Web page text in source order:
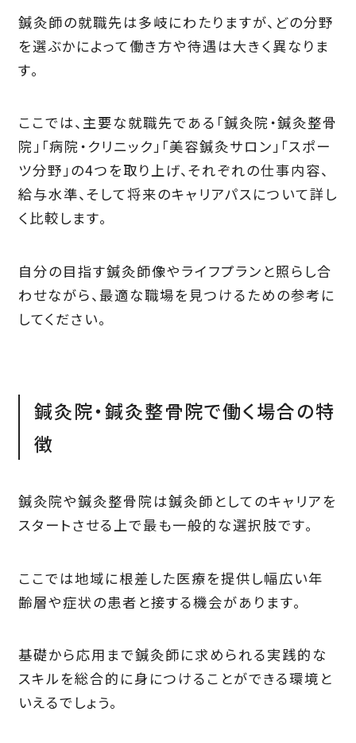
鍼灸師の就職先は多岐にわたりますが、どの分野
を選ぶかによって働き方や待遇は大きく異なりま
す。
ここでは、主要な就職先である「鍼灸院・鍼灸整骨
院」「病院・クリニック」「美容鍼灸サロン」「スポー
ツ分野」の4つを取り上げ、それぞれの仕事内容、
給与水準、そして将来のキャリアパスについて詳し
く比較します。
自分の目指す鍼灸師像やライフプランと照らし合
わせながら、最適な職場を見つけるための参考に
してください。
鍼灸院・鍼灸整骨院で働く場合の特
徴
鍼灸院や鍼灸整骨院は鍼灸師としてのキャリアを
スタートさせる上で最も一般的な選択肢です。
ここでは地域に根差した医療を提供し幅広い年
齢層や症状の患者と接する機会があります。
基礎から応用まで鍼灸師に求められる実践的な
スキルを総合的に身につけることができる環境と
いえるでしょう。